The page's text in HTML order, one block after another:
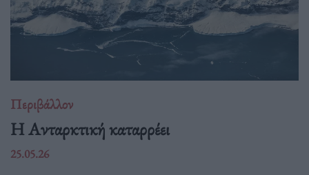
Περιβάλλον
Η Ανταρκτική καταρρέει
25.05.26